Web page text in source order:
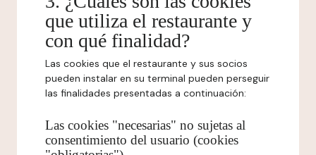
que utiliza el restaurante y
con qué finalidad?
Las cookies que el restaurante y sus socios
pueden instalar en su terminal pueden perseguir
las finalidades presentadas a continuación:
Las cookies "necesarias" no sujetas al
consentimiento del usuario (cookies